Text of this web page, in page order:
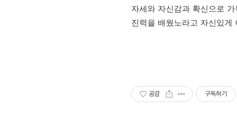
자세와 자신감과 확신으로
진력을 배웠노라고 자신있게
공감 구독하기